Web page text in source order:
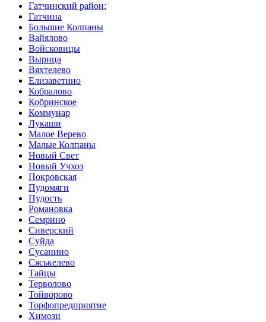
Гатчинский район:
Гатчина
Большие Колпаны
Вайялово
Войсковицы
Вырица
Вяхтелево
Елизаветино
Кобралово
Кобринское
Коммунар
Лукаши
Малое Верево
Малые Колпаны
Новый Свет
Новый Учхоз
Покровская
Пудомяги
Пудость
Романовка
Семрино
Сиверский
Суйда
Сусанино
Сяськелево
Тайцы
Терволово
Тойворово
Торфопредприятие
Химози